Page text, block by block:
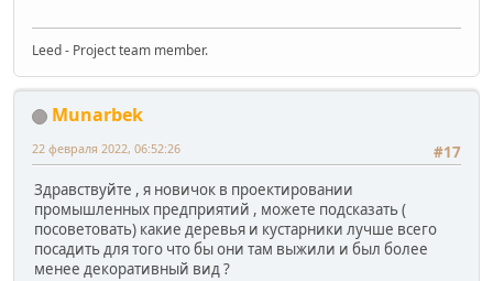
Leed - Project team member.
Munarbek
#17
22 февраля 2022, 06:52:26
Здравствуйте , я новичок в проектировании
промышленных предприятий , можете подсказать (
посоветовать) какие деревья и кустарники лучше всего
посадить для того что бы они там выжили и был более
менее декоративный вид ?